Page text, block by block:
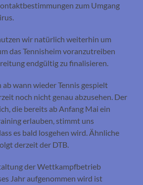
zum Umgang
wir natürlich weiterhin um
das Tennisheim voranzutreiben
endgültig zu finalisieren.
ab wann wieder Tennis gespielt
noch nicht genau abzusehen. Der
die bereits ab Anfang Mai ein
erlauben, stimmt uns
es bald losgehen wird. Ähnliche
derzeit der DTB.
der Wettkampfbetrieb
Jahr aufgenommen wird ist